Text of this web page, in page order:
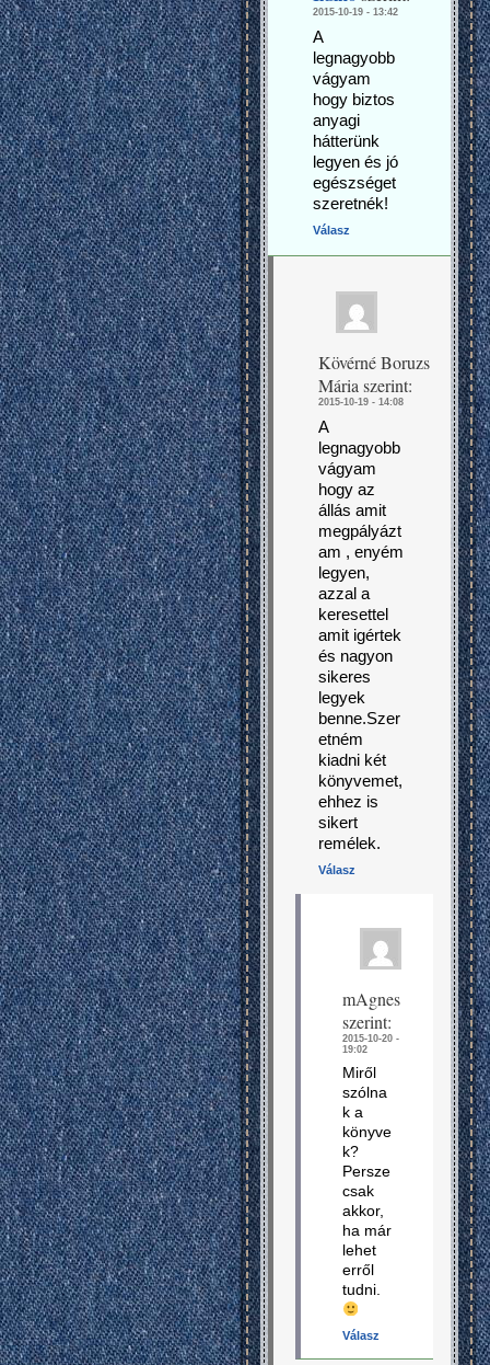
2015-10-19 - 13:42
A
legnagyobb
vágyam
hogy biztos
anyagi
hátterünk
legyen és jó
egészséget
szeretnék!
Válasz
Kövérné Boruzs
Mária szerint:
2015-10-19 - 14:08
A
legnagyobb
vágyam
hogy az
állás amit
megpályázt
am , enyém
legyen,
azzal a
keresettel
amit igértek
és nagyon
sikeres
legyek
benne.Szer
etném
kiadni két
könyvemet,
ehhez is
sikert
remélek.
Válasz
mAgnes
szerint:
2015-10-20 -
19:02
Miről
szólna
k a
könyve
k?
Persze
csak
akkor,
ha már
lehet
erről
tudni.
Válasz